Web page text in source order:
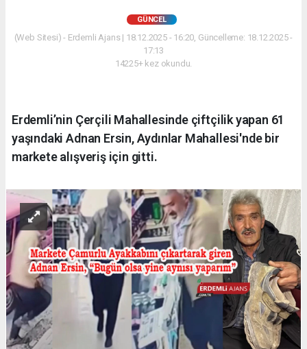
GÜNCEL
(Web Sitesi) - Erdemli Ajans | 18.12.2025 - 16:20, Güncelleme: 18.12.2025 -
17:13
14225+ kez okundu.
Erdemli’nin Çerçili Mahallesinde çiftçilik yapan 61
yaşındaki Adnan Ersin, Aydınlar Mahallesi'nde bir
markete alışveriş için gitti.